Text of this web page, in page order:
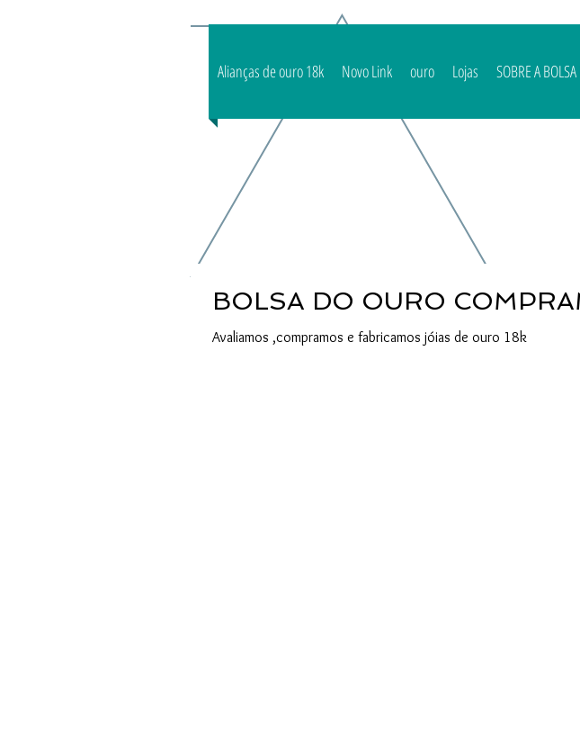
Alianças de ouro 18k Novo Link ouro Lojas SOBRE A
BOLSA DO
Avaliamos ,compramos e fabricamos jóias de ouro 18k